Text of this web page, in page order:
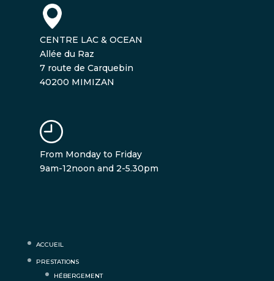
CENTRE LAC & OCEAN
Allée du Raz
7 route de Carquebin
40200 MIMIZAN
From Monday to Friday
9am-12noon and 2-5.30pm
ACCUEIL
PRESTATIONS
HÉBERGEMENT